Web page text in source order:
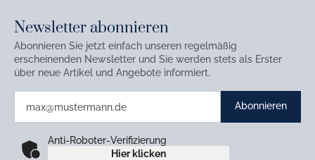
Newsletter abonnieren
Abonnieren Sie jetzt einfach unseren regelmäßig
erscheinenden Newsletter und Sie werden stets als Erster
über neue Artikel und Angebote informiert.
Abonnieren
Anti-Roboter-Verifizierung
Hier klicken